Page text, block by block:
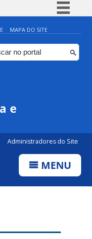
Simplifique!
Comunica BR
Participe
MAPA DO SITE
e
Administradores do Site
MENU